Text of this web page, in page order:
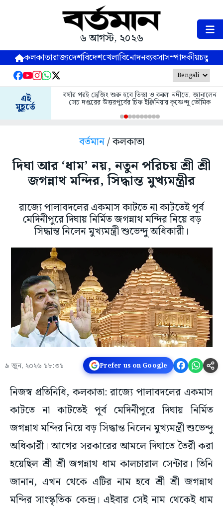
৬ আগস্ট, ২০২৬
কলকাতারাজ্যদেশবিদেশখেলাবিনোদনব্যবসাসম্পাদকীয়
এই
মুহূর্তে
বর্ষার পরই ড্রেজিং শুরু হবে তিস্তা ও করলা নদীতে, জানালেন
সেচ দপ্তরের উত্তরপূর্বের চিফ ইঞ্জিনিয়ার কৃষ্ণেন্দু ভৌমিক
বর্তমান/ কলকাতা
দিঘা আর ‘ধাম’ নয়, নতুন পরিচয় শ্রী শ্রী
জগন্নাথ মন্দির, সিদ্ধান্ত মুখ্যমন্ত্রীর
রাজ্যে পালাবদলের একমাস কাটতে না কাটতেই পূর্ব
মেদিনীপুরে দিঘায় নির্মিত জগন্নাথ মন্দির নিয়ে বড়
সিদ্ধান্ত নিলেন মুখ্যমন্ত্রী শুভেন্দু অধিকারী।
৯ জুন, ২০২৬ ১৮:৩১ Prefer us on Google
নিজস্ব প্রতিনিধি, কলকাতা: রাজ্যে পালাবদলের একমাস
কাটতে না কাটতেই পূর্ব মেদিনীপুরে দিঘায় নির্মিত
জগন্নাথ মন্দির নিয়ে বড় সিদ্ধান্ত নিলেন মুখ্যমন্ত্রী শুভেন্দু
অধিকারী। আগের সরকারের আমলে দিঘাতে তৈরী করা
হয়েছিল শ্রী শ্রী জগন্নাথ ধাম কালচারাল সেন্টার। তিনি
জানান, এখন থেকে এটির নাম হবে শ্রী শ্রী জগন্নাথ
মন্দির সাংস্কৃতিক কেন্দ্র। এইবার সেই নাম থেকেই ধাম